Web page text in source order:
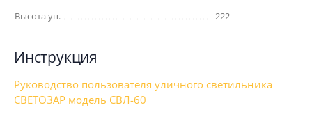
Высота уп.
222
Инструкция
Руководство пользователя уличного светильника
СВЕТОЗАР модель СВЛ-60